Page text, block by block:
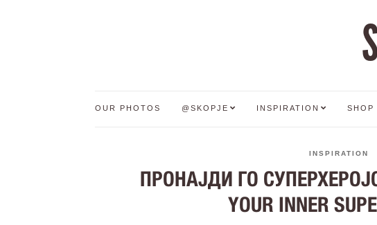
OUR PHOTOS @SKOPJE INSPIRATION SHOP
INSPIRATION
ПРОНАЈДИ ГО
YOUR INNER